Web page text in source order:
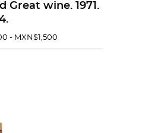
Great wine. 1971.
- MXN$1,500